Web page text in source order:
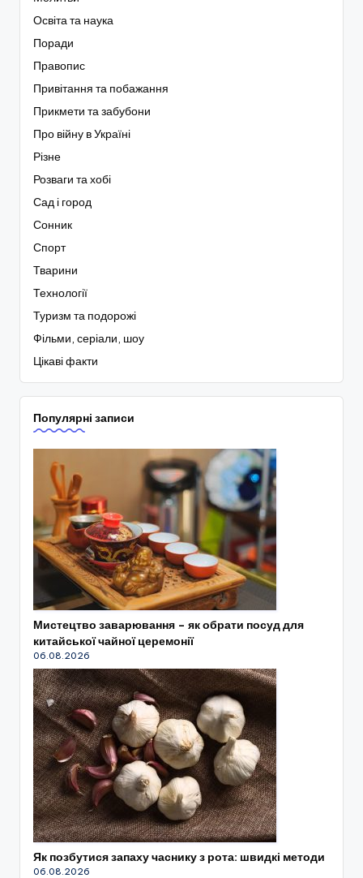
Освіта та наука
Поради
Правопис
Привітання та побажання
Прикмети та забубони
Про війну в Україні
Різне
Розваги та хобі
Сад і город
Сонник
Спорт
Тварини
Технології
Туризм та подорожі
Фільми, серіали, шоу
Цікаві факти
Популярні записи
Мистецтво заварювання – як обрати посуд для
китайської чайної церемонії
06.08.2026
Як позбутися запаху часнику з рота: швидкі методи
06.08.2026